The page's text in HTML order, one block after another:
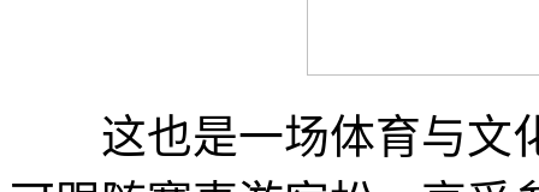
这也是一场体育与文